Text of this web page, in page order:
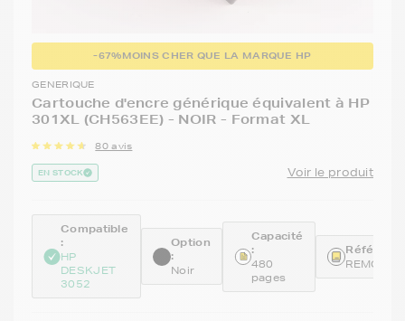
-67%MOINS CHER QUE LA MARQUE HP
GENERIQUE
Cartouche d'encre générique équivalent à HP
301XL (CH563EE) - NOIR - Format XL
80 avis
EN STOCK Voir le produit
Compatible
:
HP
DESKJET
3052
Option
:
Noir
Capacité
:
480
pages